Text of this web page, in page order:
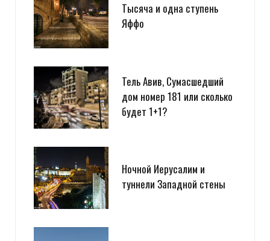
Тысяча и одна ступень
Яффо
Тель Авив, Сумасшедший
дом номер 181 или сколько
будет 1+1?
Ночной Иерусалим и
туннели Западной стены